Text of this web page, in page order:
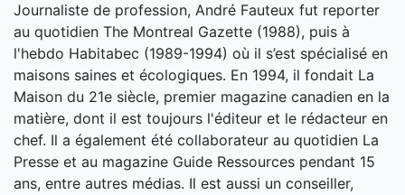
Journaliste de profession, André Fauteux fut reporter
au quotidien The Montreal Gazette (1988), puis à
l'hebdo Habitabec (1989-1994) où il s’est spécialisé en
maisons saines et écologiques. En 1994, il fondait La
Maison du 21e siècle, premier magazine canadien en la
matière, dont il est toujours l'éditeur et le rédacteur en
chef. Il a également été collaborateur au quotidien La
Presse et au magazine Guide Ressources pendant 15
ans, entre autres médias. Il est aussi un conseiller,